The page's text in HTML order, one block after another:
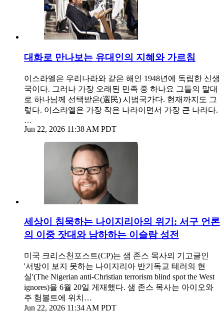
대화로 만나보는 유대인의 지혜와 가르침
이스라엘은 우리나라와 같은 해인 1948년에 독립한 신생
국이다. 그러나 가장 오래된 민족 중 하나요 그들의 말대
로 하나님께 선택받은(選民) 시범국가다. 현재까지도 그
렇다. 이스라엘은 가장 작은 나라이면서 가장 큰 나라다.
…
Jun 22, 2026 11:38 AM PDT
세상이 침묵하는 나이지리아의 위기: 서구 언론
의 이중 잣대와 남하하는 이슬람 성전
미국 크리스천포스트(CP)는 샘 존스 목사의 기고글인
'서방이 보지 못하는 나이지리아 반기독교 테러의 현
실'(The Nigerian anti-Christian terrorism blind spot the West
ignores)을 6월 20일 게재했다. 샘 존스 목사는 아이오와
주 험볼트에 위치…
Jun 22, 2026 11:34 AM PDT